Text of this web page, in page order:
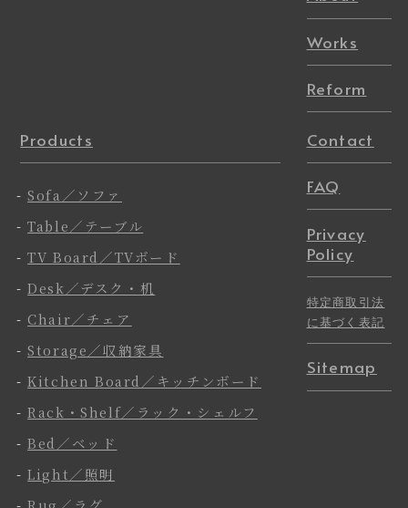
Works
Reform
Products
-Sofa／ソファ
-Table／テーブル
-TV Board／TVボード
-Desk／デスク・机
- Chair／チェア
-Storage／収納家具
-Kitchen Board／キッチンボード
-Rack・Shelf／ラック・シェルフ
-Bed／ベッド
-Light／照明
Contact
FAQ
Privacy
Policy
特定商取引法
に基づく表記
Sitemap